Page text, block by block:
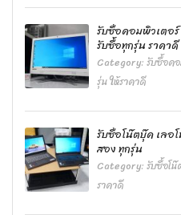
รับซื้อคอมพิวเตอ
รับซื้อทุกรุ่น ราคาดี
Category:รับซื้อค
รุ่น ให้ราคาดี
รับซื้อโน๊ตบุ๊ค เลอ
สอง ทุกรุ่น
Category:รับซื้อโ
ราคาดี